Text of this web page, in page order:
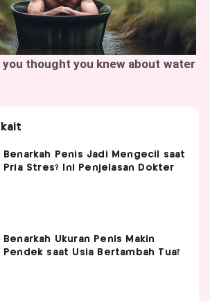
Benarkah Penis Jadi Mengecil saat
Pria Stres? Ini Penjelasan Dokter
Benarkah Ukuran Penis Makin
Pendek saat Usia Bertambah Tua?